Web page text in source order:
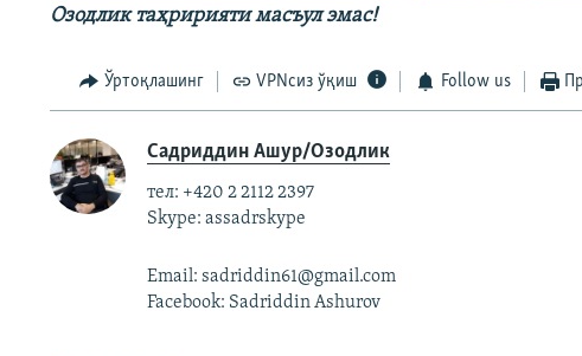
Озодлик таҳририяти масъул эмас!
Ўртоқлашинг VPNсиз ўқиш Follow us
Садриддин Ашур/Озодлик
тел: +420 2 2112 2397
Skype: assadrskype
Email: sadriddin61@gmail.com
Facebook: Sadriddin Ashurov